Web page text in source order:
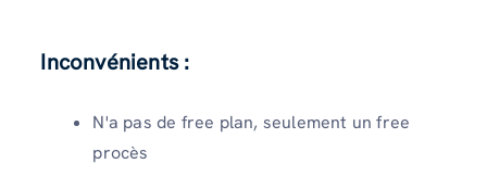
Inconvénients :
N'a pas de free plan, seulement un free
procès